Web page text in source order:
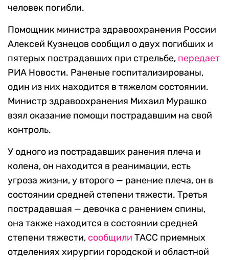
человек погибли.
Помощник министра здравоохранения России
Алексей Кузнецов сообщил о двух погибших и
пятерых пострадавших при стрельбе, передает
РИА Новости. Раненые госпитализированы,
один из них находится в тяжелом состоянии.
Министр здравоохранения Михаил Мурашко
взял оказание помощи пострадавшим на свой
контроль.
У одного из пострадавших ранения плеча и
колена, он находится в реанимации, есть
угроза жизни, у второго — ранение плеча, он в
состоянии средней степени тяжести. Третья
пострадавшая — девочка с ранением спины,
она также находится в состоянии средней
степени тяжести, сообщили ТАСС приемных
отделениях хирургии городской и областной